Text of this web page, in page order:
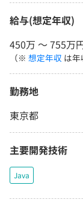
給与(想定年収)
450万 〜 755万
（※ 想定年収 は年
勤務地
東京都
主要開発技術
Java